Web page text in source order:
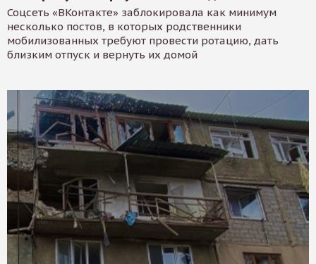
Соцсеть «ВКонтакте» заблокировала как минимум
несколько постов, в которых родственники
мобилизованных требуют провести ротацию, дать
близким отпуск и вернуть их домой